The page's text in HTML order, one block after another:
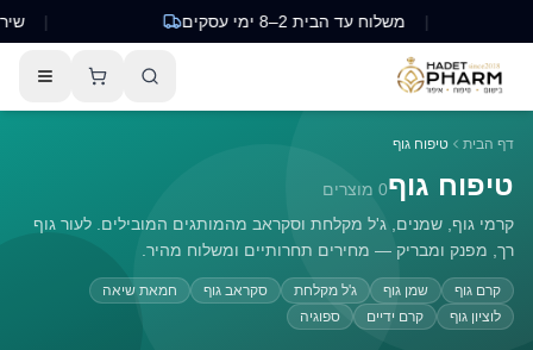
שירות משלוח עד הבית 2–8 ימי עסקים
דף הבית טיפוח גוף
טיפוח גוף0 מוצרים
קרמי גוף, שמנים, ג'ל מקלחת וסקראב מהמותגים המובילים. לעור גוף
רך, מפנק ומבריק — מחירים תחרותיים ומשלוח מהיר.
קרם גוף שמן גוף ג'ל מקלחת סקראב גוף
חמאת שיאה
לוציון גוף
קרם ידיים ספוגיה